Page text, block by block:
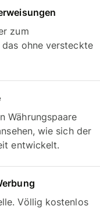
zum
das ohne versteckte
Währungspaare
wie sich der
entwickelt.
Völlig kostenlos